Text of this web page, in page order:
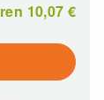
10,07 €